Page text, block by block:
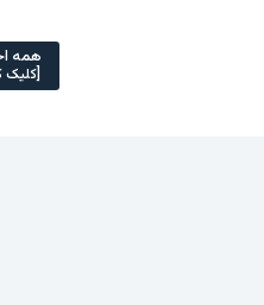
همه
[کلیک